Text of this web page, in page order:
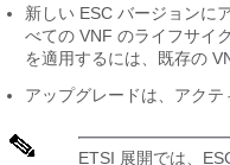
新しい ESC バージョンに
べての VNF のライフサイ
を適用するには、既存の
アップグレードは、アクテ
ETSI 展開では、